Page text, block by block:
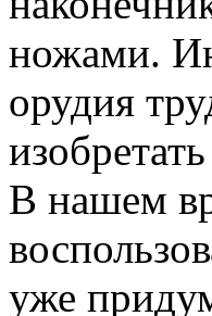
ножами.
орудия
В нашем
уже